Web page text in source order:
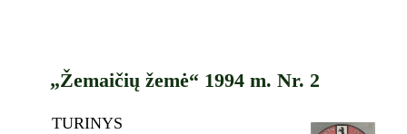
„Žemaičių žemė“ 1994 m. Nr. 2
TURINYS